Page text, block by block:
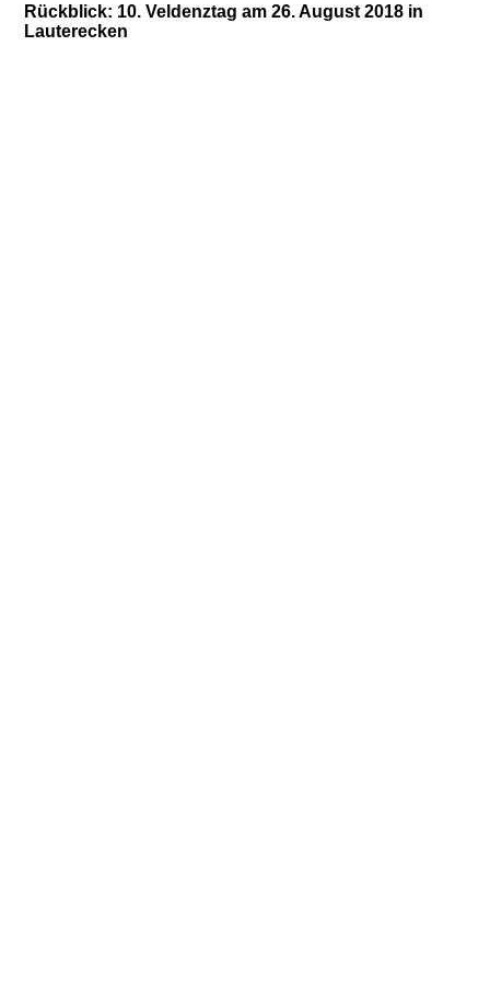
Rückblick: 10. Veldenztag am 26. August 2018 in
Lauterecken